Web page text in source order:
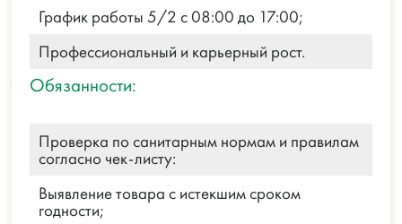
График работы 5/2 с 08:00 до 17:00;
Профессиональный и карьерный рост.
Обязанности:
Проверка по санитарным нормам и правилам
согласно чек-листу:
Выявление товара с истекшим сроком
годности;